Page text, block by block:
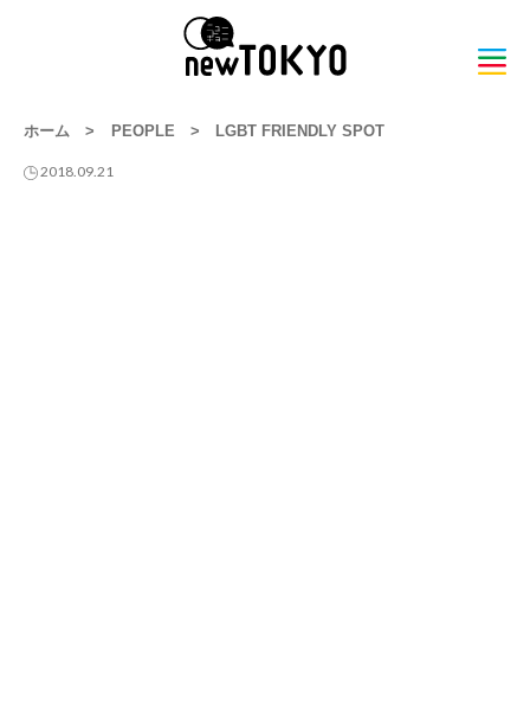
ホーム > PEOPLE > LGBT FRIENDLY SPOT
2018.09.21